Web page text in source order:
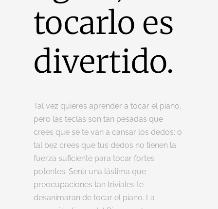
tocarlo es
divertido.
Tal vez quieres aprender a tocar el piano,
pero las teclas son tan pesadas que
crees que se te van a cansar los dedos; o
tal bez crees que tus dedos no tienen la
fuerza suficiente para tocar fortes
potentes. Sería una lástima que
preocupaciones tan triviales te
desanimaran de tocar el piano. La